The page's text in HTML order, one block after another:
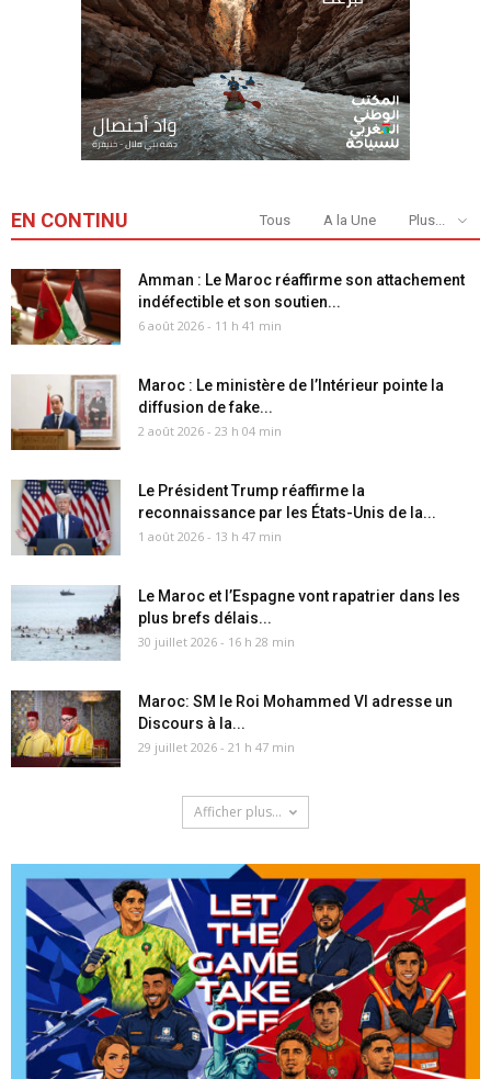
EN CONTINU Tous A la Une Plus...
Amman : Le Maroc réaffirme son attachement
indéfectible et son soutien...
6 août 2026 - 11 h 41 min
Maroc : Le ministère de l’Intérieur pointe la
diffusion de fake...
2 août 2026 - 23 h 04 min
Le Président Trump réaffirme la
reconnaissance par les États-Unis de la...
1 août 2026 - 13 h 47 min
Le Maroc et l’Espagne vont rapatrier dans les
plus brefs délais...
30 juillet 2026 - 16 h 28 min
Maroc: SM le Roi Mohammed VI adresse un
Discours à la...
29 juillet 2026 - 21 h 47 min
Afficher plus...